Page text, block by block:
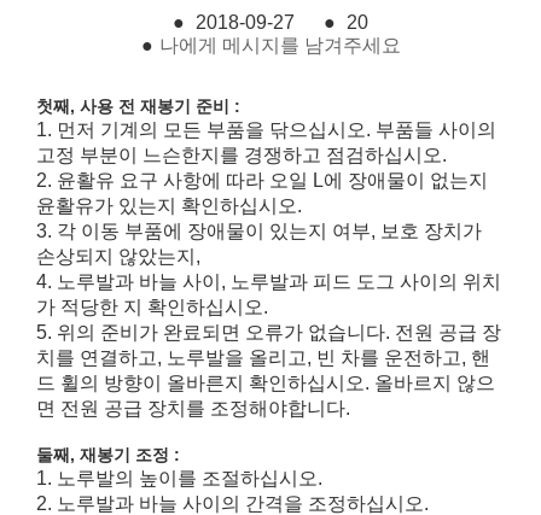
● 2018-09-27 ●
20
● 나에게 메시지를 남겨주세요
첫째, 사용 전 재봉기 준비 :
1. 먼저 기계의 모든 부품을 닦으십시오. 부품들 사이의
고정 부분이 느슨한지를 경쟁하고 점검하십시오.
2. 윤활유 요구 사항에 따라 오일 L에 장애물이 없는지
윤활유가 있는지 확인하십시오.
3. 각 이동 부품에 장애물이 있는지 여부, 보호 장치가
손상되지 않았는지,
4. 노루발과 바늘 사이, 노루발과 피드 도그 사이의 위치
가 적당한 지 확인하십시오.
5. 위의 준비가 완료되면 오류가 없습니다. 전원 공급 장
치를 연결하고, 노루발을 올리고, 빈 차를 운전하고, 핸
드 휠의 방향이 올바른지 확인하십시오. 올바르지 않으
면 전원 공급 장치를 조정해야합니다.
둘째, 재봉기 조정 :
1. 노루발의 높이를 조절하십시오.
2. 노루발과 바늘 사이의 간격을 조정하십시오.